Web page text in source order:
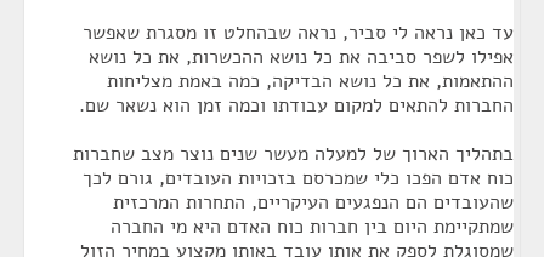
עד כאן נראה לי סביר, נראה שבהחלט זו מסגרת שאפשר
אפילו לשפר סביבה את כל נושא ההכשרות, את כל נושא
ההתאמות, את כל נושא הבדיקה, כמה באמת מצליחות
החברות להתאים למקום עבודתו וכמה זמן הוא נשאר שם.
בתהליך הארוך של למעלה מעשר שנים נוצר מצב שחברות
כוח אדם הפכו כלי שמכרסם בזכויות העובדים, גורם לכך
שהעובדים הם הנפגעים העיקריים, התחרות המרכזית
שמתקיימת היום בין חברות כוח האדם היא מי החברה
שמסוגלת לספק את אותו עובד באותו מקצוע במחיר הזול